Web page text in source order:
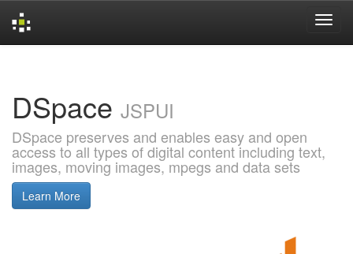
DSpace JSPUI
DSpace preserves and enables easy and open
access to all types of digital content including text,
images, moving images, mpegs and data sets
Learn More